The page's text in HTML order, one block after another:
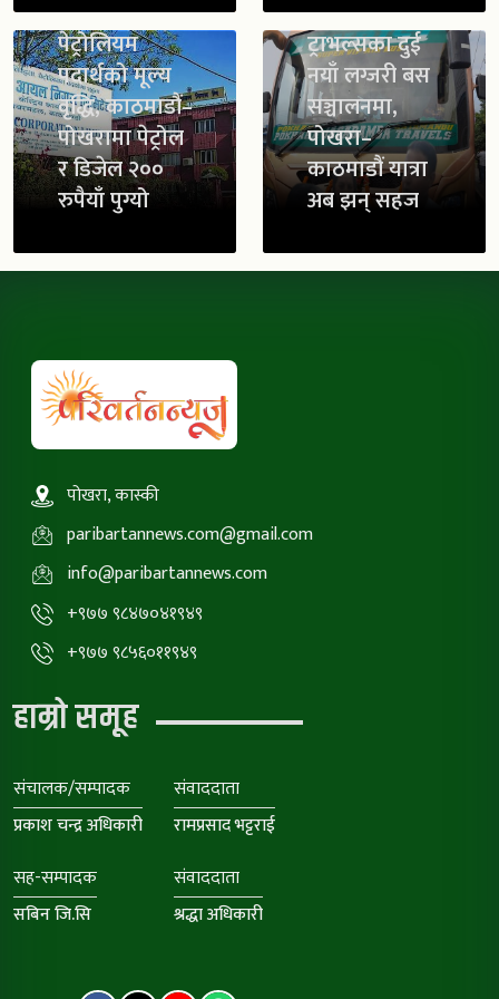
पेट्रोलियम
पदार्थको मूल्य
वृद्धि, काठमाडौं–
पोखरामा पेट्रोल
र डिजेल २००
रुपैयाँ पुग्यो
जगदम्बा
ट्राभल्सका दुई
नयाँ लग्जरी बस
सञ्चालनमा,
पोखरा–
काठमाडौं यात्रा
अब झन् सहज
पोखरा, कास्की
paribartannews.com@gmail.com
info@paribartannews.com
+९७७ ९८४७०४१९४९
+९७७ ९८५६०११९४९
हाम्रो समूह
संचालक/सम्पादक
प्रकाश चन्द्र अधिकारी
संवाददाता
रामप्रसाद भट्टराई
सह-सम्पादक
सबिन जि.सि
संवाददाता
श्रद्धा अधिकारी